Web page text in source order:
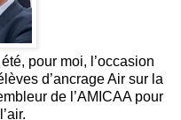
pour moi, l’occasion
d’ancrage Air sur la
de l’AMICAA pour